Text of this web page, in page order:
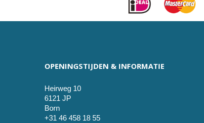
OPENINGSTIJDEN & INFORMATIE
Heirweg 10
6121 JP
Born
+31 46 458 18 55